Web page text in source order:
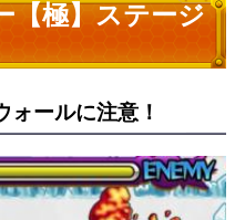
【極】ステージ
ォールに注意！